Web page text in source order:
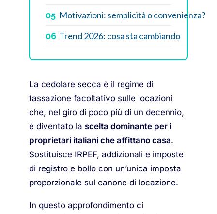
05 Motivazioni: semplicità o convenienza?
06 Trend 2026: cosa sta cambiando
La cedolare secca è il regime di
tassazione facoltativo sulle locazioni
che, nel giro di poco più di un decennio,
è diventato la scelta dominante per i
proprietari italiani che affittano casa.
Sostituisce IRPEF, addizionali e imposte
di registro e bollo con un’unica imposta
proporzionale sul canone di locazione.
In questo approfondimento ci